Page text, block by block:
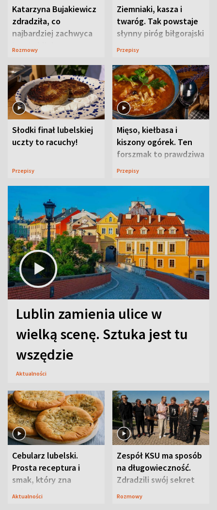
Katarzyna Bujakiewicz
zdradziła, co
najbardziej zachwyca
ją w Lublinie
Rozmowy
Ziemniaki, kasza i
twaróg. Tak powstaje
słynny piróg biłgorajski
Przepisy
Słodki finał lubelskiej
uczty to racuchy!
Przepisy
Mięso, kiełbasa i
kiszony ogórek. Ten
forszmak to prawdziwa
uczta
Przepisy
Lublin zamienia ulice w
wielką scenę. Sztuka jest tu
wszędzie
Aktualności
Cebularz lubelski.
Prosta receptura i
smak, który zna
Lubelszczyzna
Aktualności
Zespół KSU ma sposób
na długowieczność.
Zdradzili swój sekret
Rozmowy